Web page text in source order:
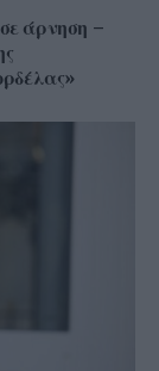
άρνηση –